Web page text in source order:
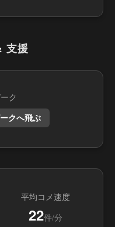
支援
ク
クへ飛ぶ
平均コメ速度
22件/分